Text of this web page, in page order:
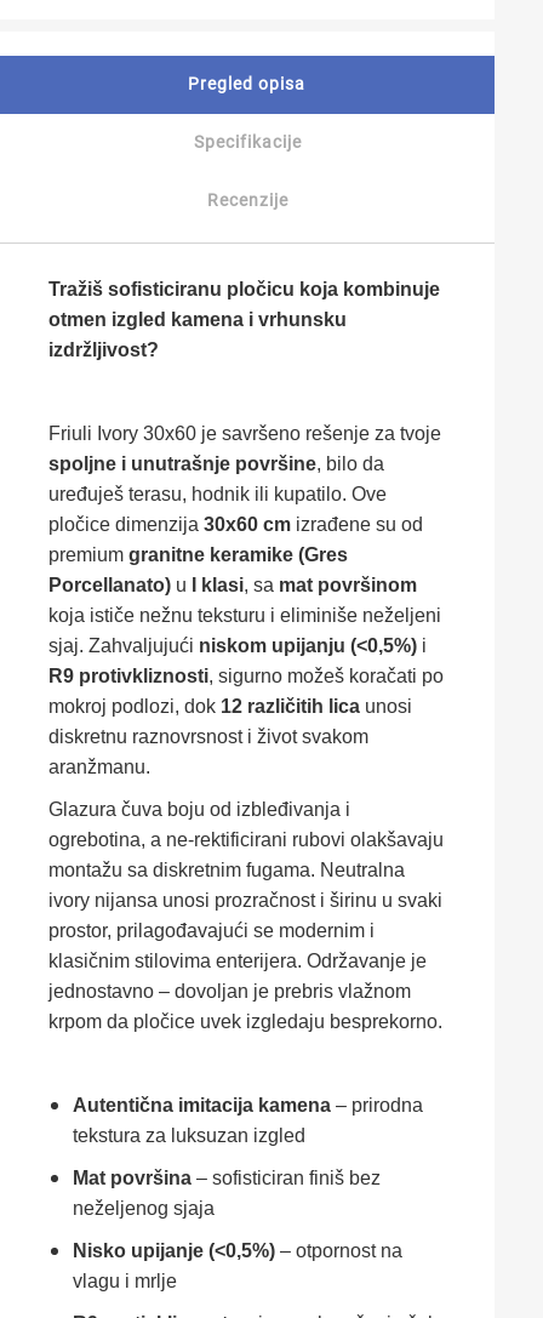
Pregled opisa
Specifikacije
Recenzije
Tražiš sofisticiranu pločicu koja kombinuje
otmen izgled kamena i vrhunsku
izdržljivost?
Friuli Ivory 30x60 je savršeno rešenje za tvoje
spoljne i unutrašnje površine, bilo da
uređuješ terasu, hodnik ili kupatilo. Ove
pločice dimenzija 30x60 cm izrađene su od
premium granitne keramike (Gres
Porcellanato) u I klasi, sa mat površinom
koja ističe nežnu teksturu i eliminiše neželjeni
sjaj. Zahvaljujući niskom upijanju (<0,5%) i
R9 protivkliznosti, sigurno možeš koračati po
mokroj podlozi, dok 12 različitih lica unosi
diskretnu raznovrsnost i život svakom
aranžmanu.
Glazura čuva boju od izbleđivanja i
ogrebotina, a ne-rektificirani rubovi olakšavaju
montažu sa diskretnim fugama. Neutralna
ivory nijansa unosi prozračnost i širinu u svaki
prostor, prilagođavajući se modernim i
klasičnim stilovima enterijera. Održavanje je
jednostavno – dovoljan je prebris vlažnom
krpom da pločice uvek izgledaju besprekorno.
Autentična imitacija kamena – prirodna
tekstura za luksuzan izgled
Mat površina – sofisticiran finiš bez
neželjenog sjaja
Nisko upijanje (<0,5%) – otpornost na
vlagu i mrlje